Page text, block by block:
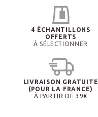
4 ÉCHANTILLONS
OFFERTS
À SÉLECTIONNER
LIVRAISON GRATUITE
(POUR LA FRANCE)
À PARTIR DE 39€